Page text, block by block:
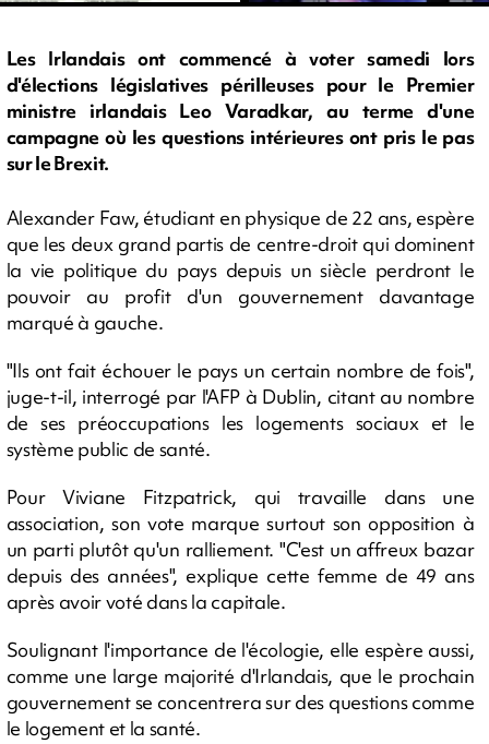
Les Irlandais ont commencé à voter samedi lors
d'élections législatives périlleuses pour le Premier
ministre irlandais Leo Varadkar, au terme d'une
campagne où les questions intérieures ont pris le pas
sur le Brexit.
Alexander Faw, étudiant en physique de 22 ans, espère
que les deux grand partis de centre-droit qui dominent
la vie politique du pays depuis un siècle perdront le
pouvoir au profit d'un gouvernement davantage
marqué à gauche.
"Ils ont fait échouer le pays un certain nombre de fois",
juge-t-il, interrogé par l'AFP à Dublin, citant au nombre
de ses préoccupations les logements sociaux et le
système public de santé.
Pour Viviane Fitzpatrick, qui travaille dans une
association, son vote marque surtout son opposition à
un parti plutôt qu'un ralliement. "C'est un affreux bazar
depuis des années", explique cette femme de 49 ans
après avoir voté dans la capitale.
Soulignant l'importance de l'écologie, elle espère aussi,
comme une large majorité d'Irlandais, que le prochain
gouvernement se concentrera sur des questions comme
le logement et la santé.